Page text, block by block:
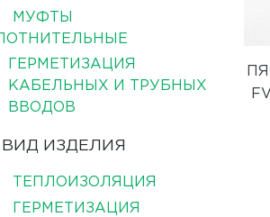
МУФТЫ
ГЕРМЕТИЗАЦИЯ
КАБЕЛЬНЫХ И ТРУБНЫХ
ВВОДОВ
ВИД ИЗДЕЛИЯ
ТЕПЛОИЗОЛЯЦИЯ
ГЕРМЕТИЗАЦИЯ